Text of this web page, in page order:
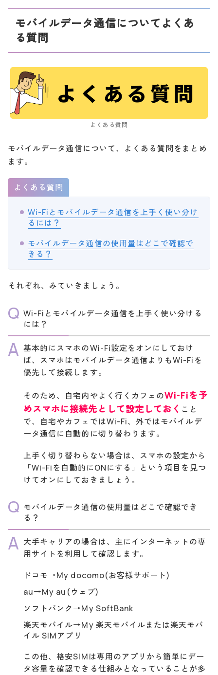
モバイルデータ通信についてよくあ
る質問
よくある質問
モバイルデータ通信について、よくある質問をまとめ
ます。
よくある質問
Wi-Fiとモバイルデータ通信を上手く使い分け
るには？
モバイルデータ通信の使用量はどこで確認で
きる？
それぞれ、みていきましょう。
Wi-Fiとモバイルデータ通信を上手く使い分ける
には？
基本的にスマホのWi-Fi設定をオンにしておけ
ば、スマホはモバイルデータ通信よりもWi-Fiを
優先して接続します。
そのため、自宅内やよく行くカフェのWi-Fiを予
めスマホに接続先として設定しておく こと
で、自宅やカフェではWi-Fi、外ではモバイルデ
ータ通信に自動的に切り替わります。
上手く切り替わらない場合は、スマホの設定から
「Wi-Fiを自動的にONにする」という項目を見つ
けてオンにしておきましょう。
モバイルデータ通信の使用量はどこで確認でき
る？
大手キャリアの場合は、主にインターネットの専
用サイトを利用して確認します。
ドコモ→My docomo(お客様サポート)
au→My au(ウェブ)
ソフトバンク→My SoftBank
楽天モバイル→My 楽天モバイルまたは楽天モバ
イル SIMアプリ
この他、格安SIMは専用のアプリから簡単にデー
タ容量を確認できる仕組みとなっていることが多